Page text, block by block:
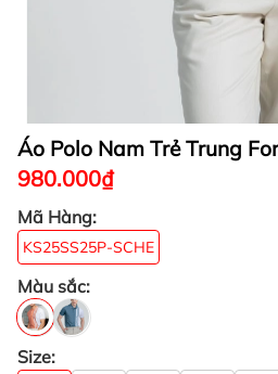
Áo Polo Nam Trẻ Trung
980.000₫
Mã Hàng:
KS25SS25P-SCHE
Màu sắc:
Size: